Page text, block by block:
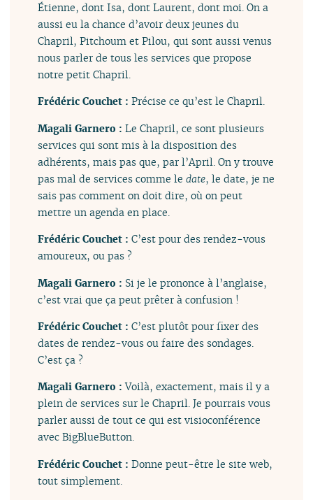
Étienne, dont Isa, dont Laurent, dont moi. On a
aussi eu la chance d’avoir deux jeunes du
Chapril, Pitchoum et Pilou, qui sont aussi venus
nous parler de tous les services que propose
notre petit Chapril.
Frédéric Couchet :Précise ce qu’est le Chapril.
Magali Garnero :Le Chapril, ce sont plusieurs
services qui sont mis à la disposition des
adhérents, mais pas que, par l’April. On y trouve
pas mal de services comme ledate, le date, je ne
sais pas comment on doit dire, où on peut
mettre un agenda en place.
Frédéric Couchet :C’est pour des rendez-vous
amoureux, ou pas ?
Magali Garnero : Si je le prononce à l’anglaise,
c’est vrai que ça peut prêter à confusion !
Frédéric Couchet :C’est plutôt pour fixer des
dates de rendez-vous ou faire des sondages.
C’est ça ?
Magali Garnero :Voilà, exactement, mais il y a
plein de services sur le Chapril. Je pourrais vous
parler aussi de tout ce qui est visioconférence
avec BigBlueButton.
Frédéric Couchet :Donne peut-être le site web,
tout simplement.